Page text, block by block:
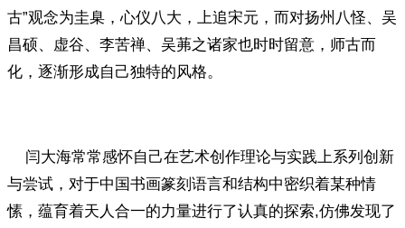
古”观念为圭臬，心仪八大，上追宋元，而对扬州八怪、吴
昌硕、虚谷、李苦禅、吴茀之诸家也时时留意，师古而
化，逐渐形成自己独特的风格。
闫大海常常感怀自己在艺术创作理论与实践上系列创新
与尝试，对于中国书画篆刻语言和结构中密织着某种情
愫，蕴育着天人合一的力量进行了认真的探索,仿佛发现了